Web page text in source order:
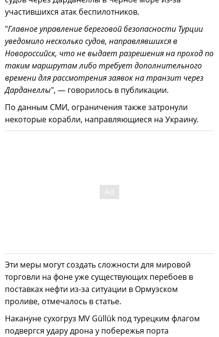
участившихся атак беспилотников.
"Главное управление береговой безопасности Турции
уведомило несколько судов, направлявшихся в
Новороссийск, что не выдает разрешения на проход по
таким маршрутам либо требует дополнительного
времени для рассмотрения заявок на транзит через
Дарданеллы", — говорилось в публикации.
По данным СМИ, ограничения также затронули
некоторые корабли, направляющиеся на Украину.
Эти меры могут создать сложности для мировой
торговли на фоне уже существующих перебоев в
поставках нефти из-за ситуации в Ормузском
проливе, отмечалось в статье.
Накануне сухогруз MV Güllük под турецким флагом
подвергся удару дрона у побережья порта